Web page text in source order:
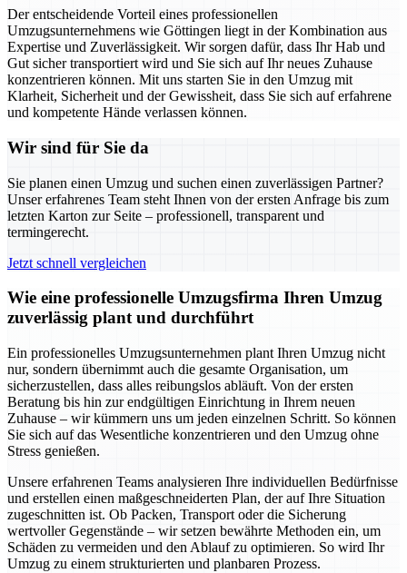
Der entscheidende Vorteil eines professionellen
Umzugsunternehmens wie Göttingen liegt in der Kombination aus
Expertise und Zuverlässigkeit. Wir sorgen dafür, dass Ihr Hab und
Gut sicher transportiert wird und Sie sich auf Ihr neues Zuhause
konzentrieren können. Mit uns starten Sie in den Umzug mit
Klarheit, Sicherheit und der Gewissheit, dass Sie sich auf erfahrene
und kompetente Hände verlassen können.
Wir sind für Sie da
Sie planen einen Umzug und suchen einen zuverlässigen Partner?
Unser erfahrenes Team steht Ihnen von der ersten Anfrage bis zum
letzten Karton zur Seite – professionell, transparent und
termingerecht.
Jetzt schnell vergleichen
Wie eine professionelle Umzugsfirma Ihren Umzug
zuverlässig plant und durchführt
Ein professionelles Umzugsunternehmen plant Ihren Umzug nicht
nur, sondern übernimmt auch die gesamte Organisation, um
sicherzustellen, dass alles reibungslos abläuft. Von der ersten
Beratung bis hin zur endgültigen Einrichtung in Ihrem neuen
Zuhause – wir kümmern uns um jeden einzelnen Schritt. So können
Sie sich auf das Wesentliche konzentrieren und den Umzug ohne
Stress genießen.
Unsere erfahrenen Teams analysieren Ihre individuellen Bedürfnisse
und erstellen einen maßgeschneiderten Plan, der auf Ihre Situation
zugeschnitten ist. Ob Packen, Transport oder die Sicherung
wertvoller Gegenstände – wir setzen bewährte Methoden ein, um
Schäden zu vermeiden und den Ablauf zu optimieren. So wird Ihr
Umzug zu einem strukturierten und planbaren Prozess.